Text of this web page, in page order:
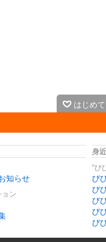
はじめ
知らせ
ョン
身
"び
び
び
び
び
び